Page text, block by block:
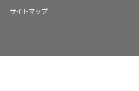
サイトマップ